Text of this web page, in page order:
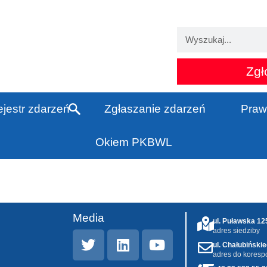
zdarzeń Zgłaszanie zdarzeń
Okiem PKBWL
Media
ul. Puławska
adres siedziby
ul.
adres do